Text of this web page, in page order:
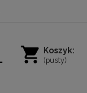
Koszyk:
(pusty)